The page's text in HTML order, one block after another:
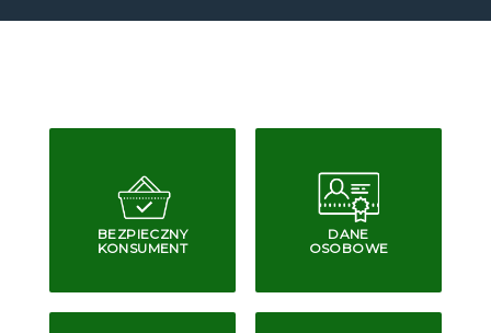
BEZPIECZNY
KONSUMENT
DANE
OSOBOWE